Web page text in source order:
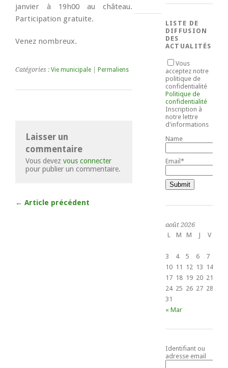
janvier à 19h00 au château.
Participation gratuite.
Venez nombreux.
Catégories : Vie municipale Permaliens
Laisser un
commentaire
Vous devez vous connecter
pour publier un commentaire.
← Article précédent
LISTE DE
DIFFUSION
DES
ACTUALITÉS
Vous
acceptez notre
politique de
confidentialité
Politique de
confidentialité
Inscription à
notre lettre
d'informations
Name
Email*
août 2026
L
M M J V
3
4 5 6 7
10 11 12 13 14
17 18 19 20 21
24 25 26 27 28
31
« Mar
Identifiant ou
adresse email